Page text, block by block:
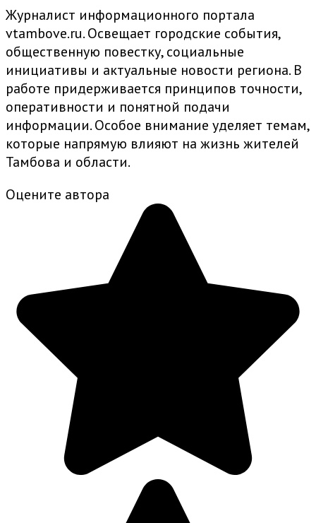
Журналист информационного портала
vtambove.ru. Освещает городские события,
общественную повестку, социальные
инициативы и актуальные новости региона. В
работе придерживается принципов точности,
оперативности и понятной подачи
информации. Особое внимание уделяет темам,
которые напрямую влияют на жизнь жителей
Тамбова и области.
Оцените автора